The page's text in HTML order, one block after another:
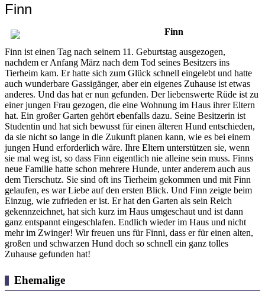
Finn
Finn
Finn ist einen Tag nach seinem 11. Geburtstag ausgezogen,
nachdem er Anfang März nach dem Tod seines Besitzers ins
Tierheim kam. Er hatte sich zum Glück schnell eingelebt und hatte
auch wunderbare Gassigänger, aber ein eigenes Zuhause ist etwas
anderes. Und das hat er nun gefunden. Der liebenswerte Rüde ist zu
einer jungen Frau gezogen, die eine Wohnung im Haus ihrer Eltern
hat. Ein großer Garten gehört ebenfalls dazu. Seine Besitzerin ist
Studentin und hat sich bewusst für einen älteren Hund entschieden,
da sie nicht so lange in die Zukunft planen kann, wie es bei einem
jungen Hund erforderlich wäre. Ihre Eltern unterstützen sie, wenn
sie mal weg ist, so dass Finn eigentlich nie alleine sein muss. Finns
neue Familie hatte schon mehrere Hunde, unter anderem auch aus
dem Tierschutz. Sie sind oft ins Tierheim gekommen und mit Finn
gelaufen, es war Liebe auf den ersten Blick. Und Finn zeigte beim
Einzug, wie zufrieden er ist. Er hat den Garten als sein Reich
gekennzeichnet, hat sich kurz im Haus umgeschaut und ist dann
ganz entspannt eingeschlafen. Endlich wieder im Haus und nicht
mehr im Zwinger! Wir freuen uns für Finni, dass er für einen alten,
großen und schwarzen Hund doch so schnell ein ganz tolles
Zuhause gefunden hat!
Ehemalige